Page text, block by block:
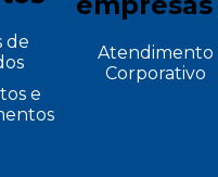
de
e
Atendimento
Corporativo